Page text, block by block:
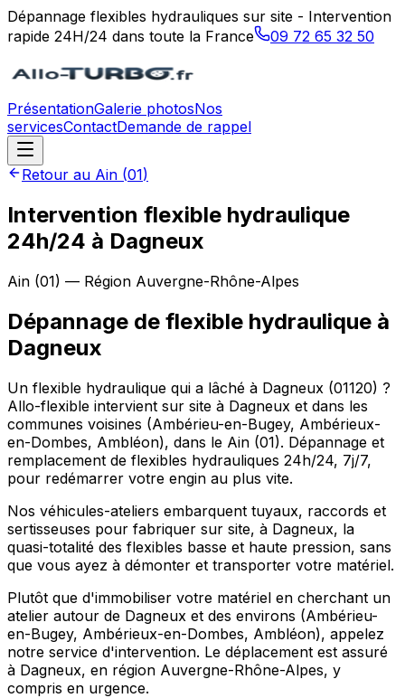
Dépannage flexibles hydrauliques sur site - Intervention
rapide 24H/24 dans toute la France
09 72 65 32 50
PrésentationGalerie photosNos
servicesContactDemande de rappel
Retour au Ain (01)
Intervention flexible hydraulique
24h/24 à Dagneux
Ain (01) — Région Auvergne-Rhône-Alpes
Dépannage de flexible hydraulique à
Dagneux
Un flexible hydraulique qui a lâché à Dagneux (01120) ?
Allo-flexible intervient sur site à Dagneux et dans les
communes voisines (Ambérieu-en-Bugey, Ambérieux-
en-Dombes, Ambléon), dans le Ain (01). Dépannage et
remplacement de flexibles hydrauliques 24h/24, 7j/7,
pour redémarrer votre engin au plus vite.
Nos véhicules-ateliers embarquent tuyaux, raccords et
sertisseuses pour fabriquer sur site, à Dagneux, la
quasi-totalité des flexibles basse et haute pression, sans
que vous ayez à démonter et transporter votre matériel.
Plutôt que d'immobiliser votre matériel en cherchant un
atelier autour de Dagneux et des environs (Ambérieu-
en-Bugey, Ambérieux-en-Dombes, Ambléon), appelez
notre service d'intervention. Le déplacement est assuré
à Dagneux, en région Auvergne-Rhône-Alpes, y
compris en urgence.